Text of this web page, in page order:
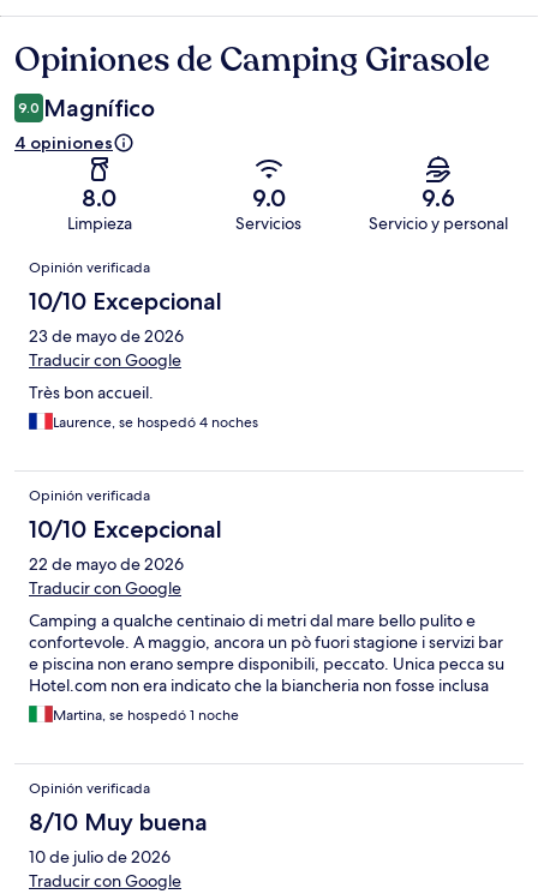
Opiniones
Opiniones de Camping Girasole
9.0 Magnífico
4 opiniones
8.0
Limpieza
9.0
Servicios
9.6
Servicio y personal
Opiniones
Opinión verificada
10/10 Excepcional
23 de mayo de 2026
Traducir con Google
Très bon accueil.
Laurence, se hospedó 4 noches
Opinión verificada
10/10 Excepcional
22 de mayo de 2026
Traducir con Google
Camping a qualche centinaio di metri dal mare bello pulito e
confortevole. A maggio, ancora un pò fuori stagione i servizi bar
e piscina non erano sempre disponibili, peccato. Unica pecca su
Hotel.com non era indicato che la biancheria non fosse inclusa
Martina, se hospedó 1 noche
Opinión verificada
8/10 Muy buena
10 de julio de 2026
Traducir con Google